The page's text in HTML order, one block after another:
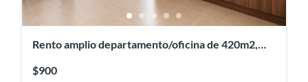
Rento amplio departamento/oficina de 420m2,
$900